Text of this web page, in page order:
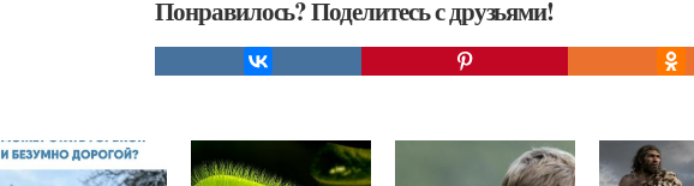
Понравилось? Поделитесь с друзьями!